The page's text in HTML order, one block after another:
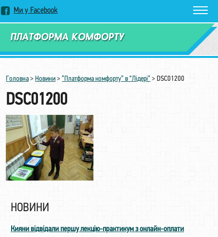
Ми у Facebook
Замовити дзвінок
Головна > Новини >”Платформа комфорту” в “Лідері” > DSC01200
DSC01200
НОВИНИ
Кияни відвідали першу лекцію-практикум з онлайн-оплати